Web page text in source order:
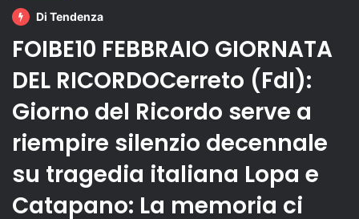
Di Tendenza
FOIBE10 FEBBRAIO GIORNATA
DEL RICORDOCerreto (FdI):
Giorno del Ricordo serve a
riempire silenzio decennale
su tragedia italiana Lopa e
Catapano: La memoria ci